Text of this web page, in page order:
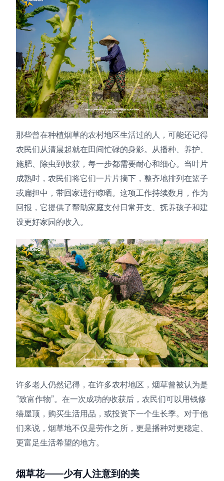
那些曾在种植烟草的农村地区生活过的人，可能还记得
农民们从清晨起就在田间忙碌的身影。从播种、养护、
施肥、除虫到收获，每一步都需要耐心和细心。当叶片
成熟时，农民们将它们一片片摘下，整齐地排列在篮子
或扁担中，带回家进行晾晒。这项工作持续数月，作为
回报，它提供了帮助家庭支付日常开支、抚养孩子和建
设更好家园的收入。
许多老人仍然记得，在许多农村地区，烟草曾被认为是
“致富作物”。在一次成功的收获后，农民们可以用钱修
缮屋顶，购买生活用品，或投资下一个生长季。对于他
们来说，烟草地不仅是劳作之所，更是播种对更稳定、
更富足生活希望的地方。
烟草花——少有人注意到的美